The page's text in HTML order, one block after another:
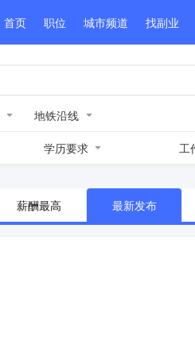
首页 职位 城市频道 找副业
地铁沿线
学历要求 工
薪酬最高 最新发布